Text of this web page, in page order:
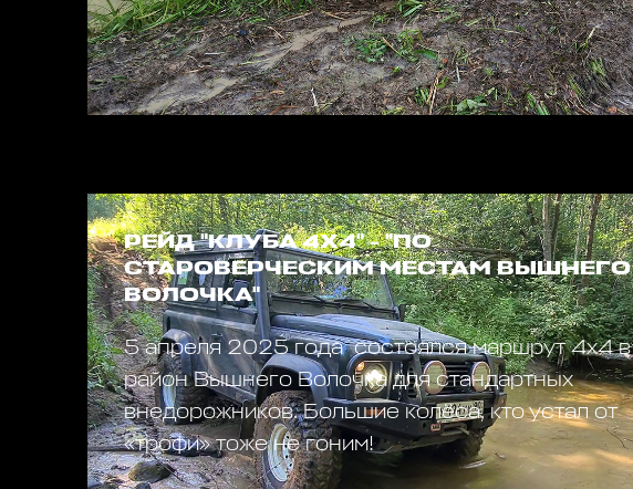
РЕЙД "КЛУБА 4Х4" - "ПО
СТАРОВЕРЧЕСКИМ МЕСТАМ ВЫШНЕГО
ВОЛОЧКА"
5 апреля 2025 года состоялся маршрут 4х4 в
район Вышнего Волочка для стандартных
внедорожников. Большие колёса, кто устал от
«трофи» тоже не гоним!